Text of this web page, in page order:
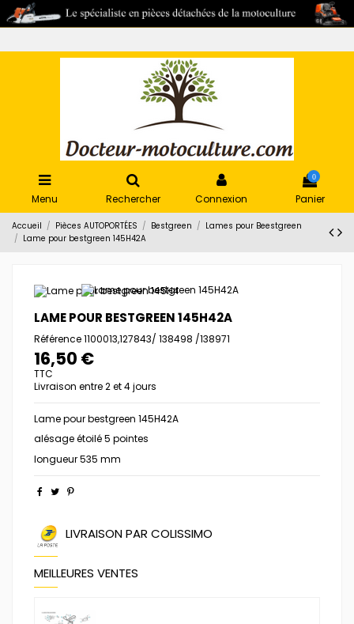
Menu Rechercher Connexion
0
Panier
Accueil Pièces AUTOPORTÉES Bestgreen
Lames pour Beestgreen
Lame pour bestgreen 145H42A
LAME POUR BESTGREEN 145H42A
Référence1100013,127843/ 138498 /138971
16,50 €
TTC
Livraison entre 2 et 4 jours
Lame pour bestgreen 145H42A
alésage étoilé 5 pointes
longueur 535 mm
LIVRAISON PAR COLISSIMO
MEILLEURES VENTES